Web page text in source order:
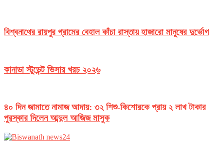
বিশ্বনাথের রায়পুর গ্রামের বেহাল কাঁচা রাস্তায় হাজারো মানুষের দুর্ভোগ
কানাডা স্টুডেন্ট ভিসার খরচ ২০২৬
৪০ দিন জামাতে নামাজ আদায়: ৩২ শিশু-কিশোরকে প্রায় ২ লাখ টাকার
পুরস্কার দিলেন আব্দুল আজিজ মাসুক